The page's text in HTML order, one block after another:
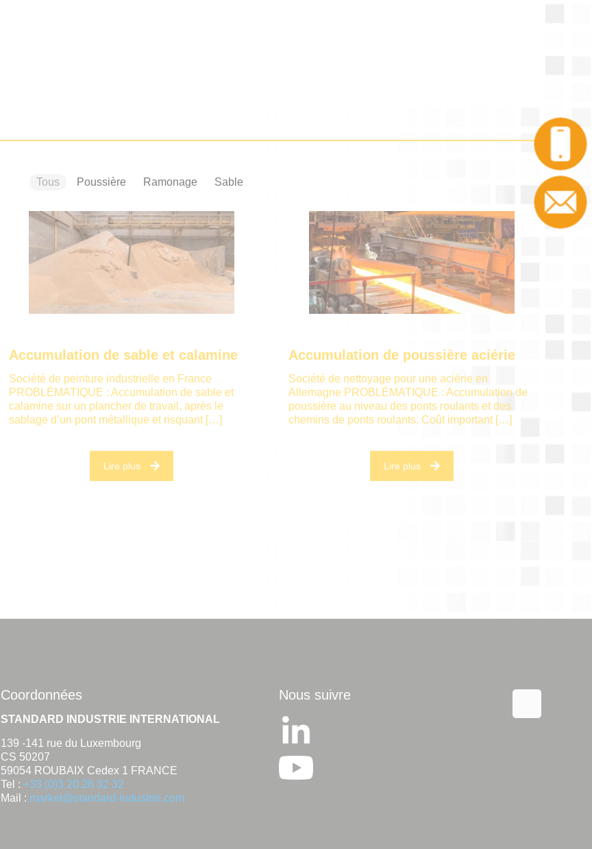
Tous Poussière Ramonage Sable
Accumulation de sable et calamine
Société de peinture industrielle en France
PROBLÉMATIQUE : Accumulation de sable et
calamine sur un plancher de travail, après le
sablage d’un pont métallique et risquant[…]
Lire plus
Accumulation de poussière aciérie
Société de nettoyage pour une aciérie en
Allemagne PROBLÉMATIQUE : Accumulation de
poussière au niveau des ponts roulants et des
chemins de ponts roulants. Coût important[…]
Lire plus
Coordonnées
STANDARD INDUSTRIE INTERNATIONAL
139 -141 rue du Luxembourg
CS 50207
59054 ROUBAIX Cedex 1 FRANCE
Tel : +33 (0)3 20 28 32 32
Mail : market@standard-industrie.com
Nous suivre